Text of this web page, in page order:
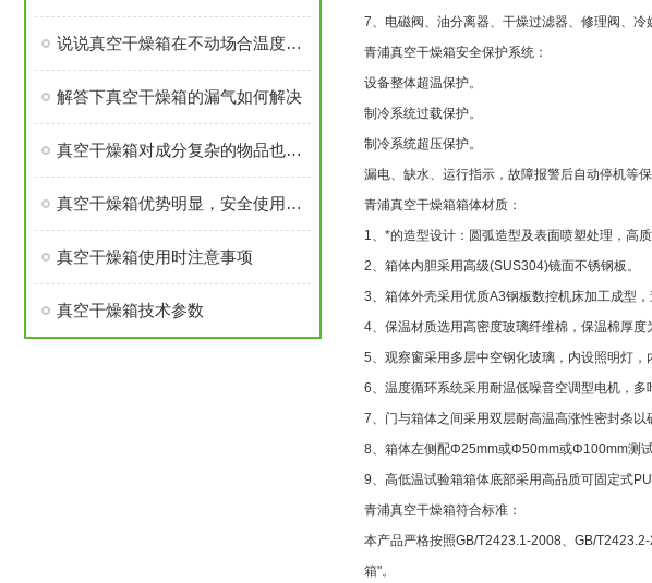
说说真空干燥箱在不动场合温度差异不同和原因
解答下真空干燥箱的漏气如何解决
真空干燥箱对成分复杂的物品也能快速干燥
真空干燥箱优势明显，安全使用有保障
真空干燥箱使用时注意事项
真空干燥箱技术参数
7、电磁阀、油分离器、干燥过滤器、修理阀、冷
青浦真空干燥箱安全保护系统：
设备整体超温保护。
制冷系统过载保护。
制冷系统超压保护。
漏电、缺水、运行指示，故障报警后自动停机等保
青浦真空干燥箱箱体材质：
1、*的造型设计：圆弧造型及表面喷塑处理，高质
2、箱体内胆采用高级(SUS304)镜面不锈钢板。
3、箱体外壳采用优质A3钢板数控机床加工成型
4、保温材质选用高密度玻璃纤维棉，保温棉厚度
5、观察窗采用多层中空钢化玻璃，内设照明灯，
6、温度循环系统采用耐温低噪音空调型电机，多
7、门与箱体之间采用双层耐高温高涨性密封条以
8、箱体左侧配Φ25mm或Φ50mm或Φ100mm测试
9、高低温试验箱箱体底部采用高品质可固定式PU
青浦真空干燥箱符合标准：
本产品严格按照GB/T2423.1-2008、GB/
箱"。